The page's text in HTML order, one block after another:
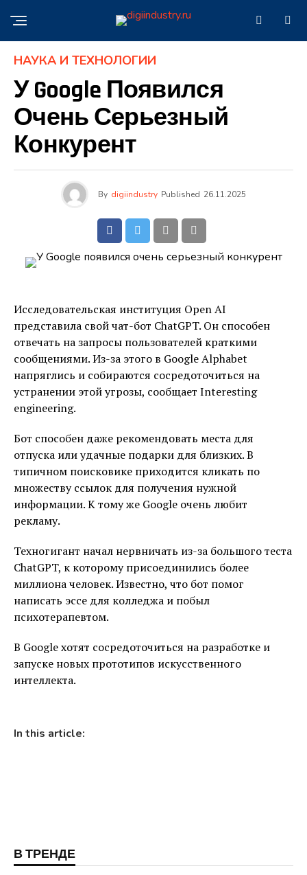
НАУКА И ТЕХНОЛОГИИ
У Google Появился
Очень Серьезный
Конкурент
By digiindustry Published 26.11.2025
Исследовательская институция Open AI
представила свой чат-бот ChatGPT. Он способен
отвечать на запросы пользователей краткими
сообщениями. Из-за этого в Google Alphabet
напряглись и собираются сосредоточиться на
устранении этой угрозы, сообщает Interesting
engineering.
Бот способен даже рекомендовать места для
отпуска или удачные подарки для близких. В
типичном поисковике приходится кликать по
множеству ссылок для получения нужной
информации. К тому же Google очень любит
рекламу.
Техногигант начал нервничать из-за большого теста
ChatGPT, к которому присоединились более
миллиона человек. Известно, что бот помог
написать эссе для колледжа и побыл
психотерапевтом.
В Google хотят сосредоточиться на разработке и
запуске новых прототипов искусственного
интеллекта.
In this article:
В ТРЕНДЕ